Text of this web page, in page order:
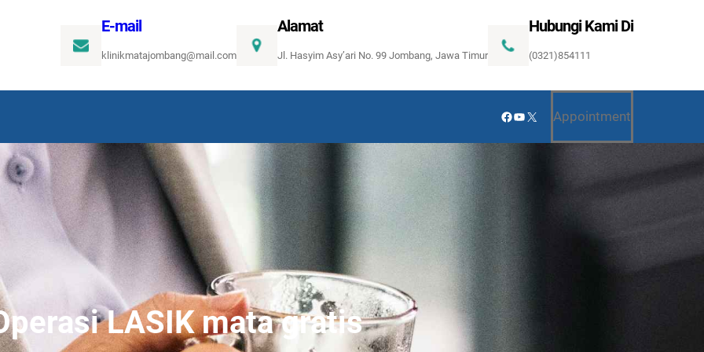
E-mail
klinikmatajombang@mail.com
Alamat
Jl. Hasyim Asy’ari No. 99 Jombang, Jawa Timur
Hubungi Kami Di
(0321)854111
Facebook
YouTube
X Appointment
LASIK mata gratis